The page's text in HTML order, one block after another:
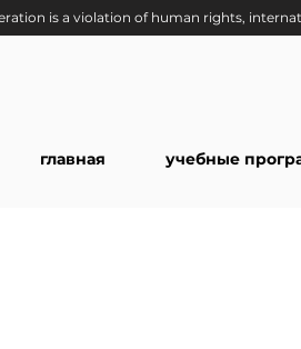
is a violation of human rights,
главная учебные